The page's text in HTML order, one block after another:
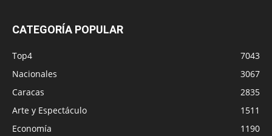
CATEGORÍA POPULAR
Top4
7043
Nacionales
3067
Caracas
2835
Arte y Espectáculo
1511
Economía
1190